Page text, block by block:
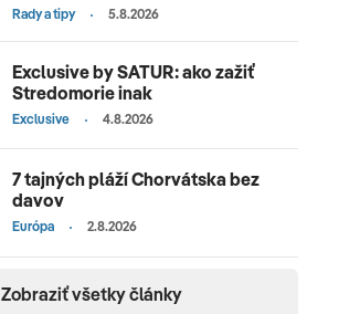
Rady a tipy 5.8.2026
Exclusive by SATUR: ako zažiť
Stredomorie inak
Exclusive 4.8.2026
7 tajných pláží Chorvátska bez
davov
Európa 2.8.2026
Zobraziť všetky články